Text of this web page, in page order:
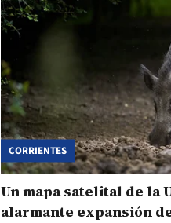
CORRIENTES
Un mapa satelital de la
alarmante expansión